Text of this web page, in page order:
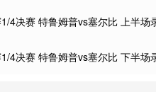
4决赛 特鲁姆普vs塞尔比 上半场
4决赛 特鲁姆普vs塞尔比 下半场